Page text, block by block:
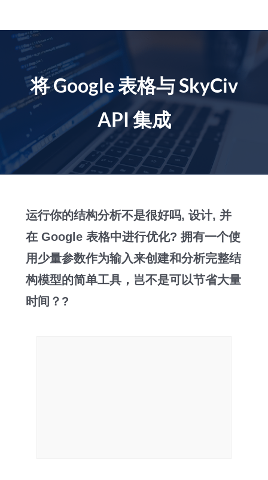
将 Google 表格与 SkyCiv
API 集成
运行你的结构分析不是很好吗, 设计, 并
在 Google 表格中进行优化? 拥有一个使
用少量参数作为输入来创建和分析完整结
构模型的简单工具，岂不是可以节省大量
时间？?